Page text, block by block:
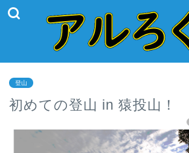
登山
初めての登山 in 猿投山！